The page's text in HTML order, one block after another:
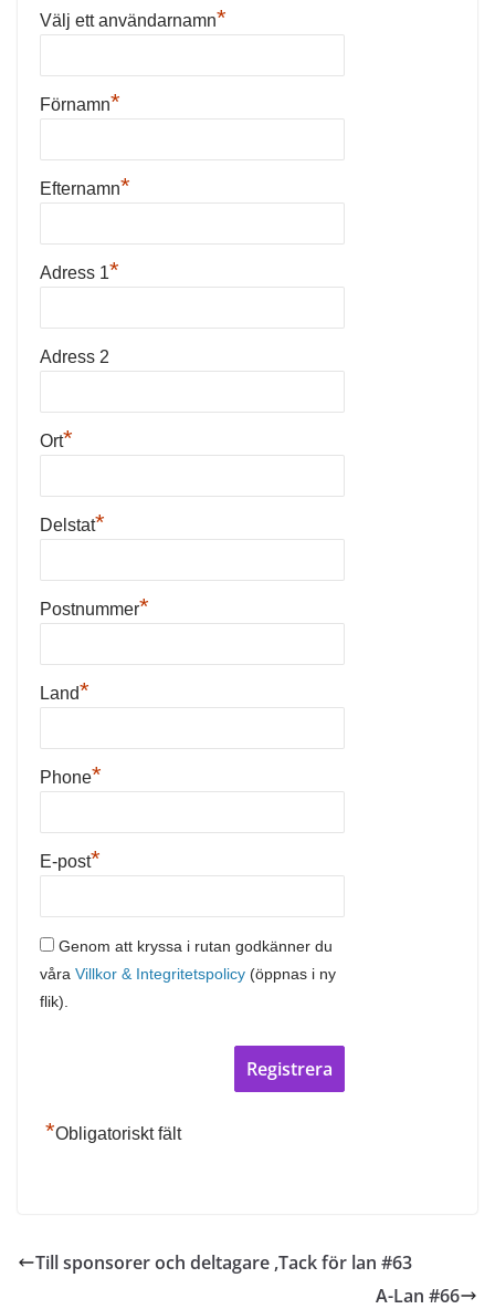
n
a
v
Välj ett användarnamn*
Förnamn*
Efternamn*
Adress 1*
Adress 2
Ort*
Delstat*
Postnummer*
Land*
Phone*
E-post*
Genom att kryssa i rutan godkänner du
våra Villkor & Integritetspolicy (öppnas i ny
flik).
e
i
*Obligatoriskt fält
Till sponsorer och deltagare ,Tack för lan #63
A-Lan #66